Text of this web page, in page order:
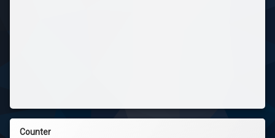
Counter